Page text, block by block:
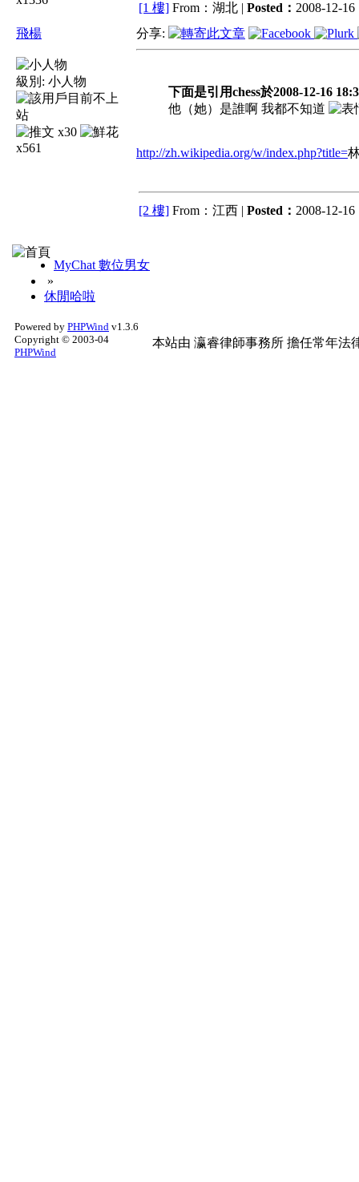
[1 樓] From：湖北 | Posted： 2008-12-16
飛楊
級別: 小人物
x30
x561
分享:
下面是引用chess於2008-12-16
他（她）是誰啊 我都不知道
http://zh.wikipedia.org/w/index.php?title=
[2 樓] From：江西 | Posted： 2008-12-16
MyChat 數位男女
»
休閒哈啦
Powered by PHPWind v1.3.6
Copyright © 2003-04
PHPWind
本站由 瀛睿律師事務所 擔任常年法